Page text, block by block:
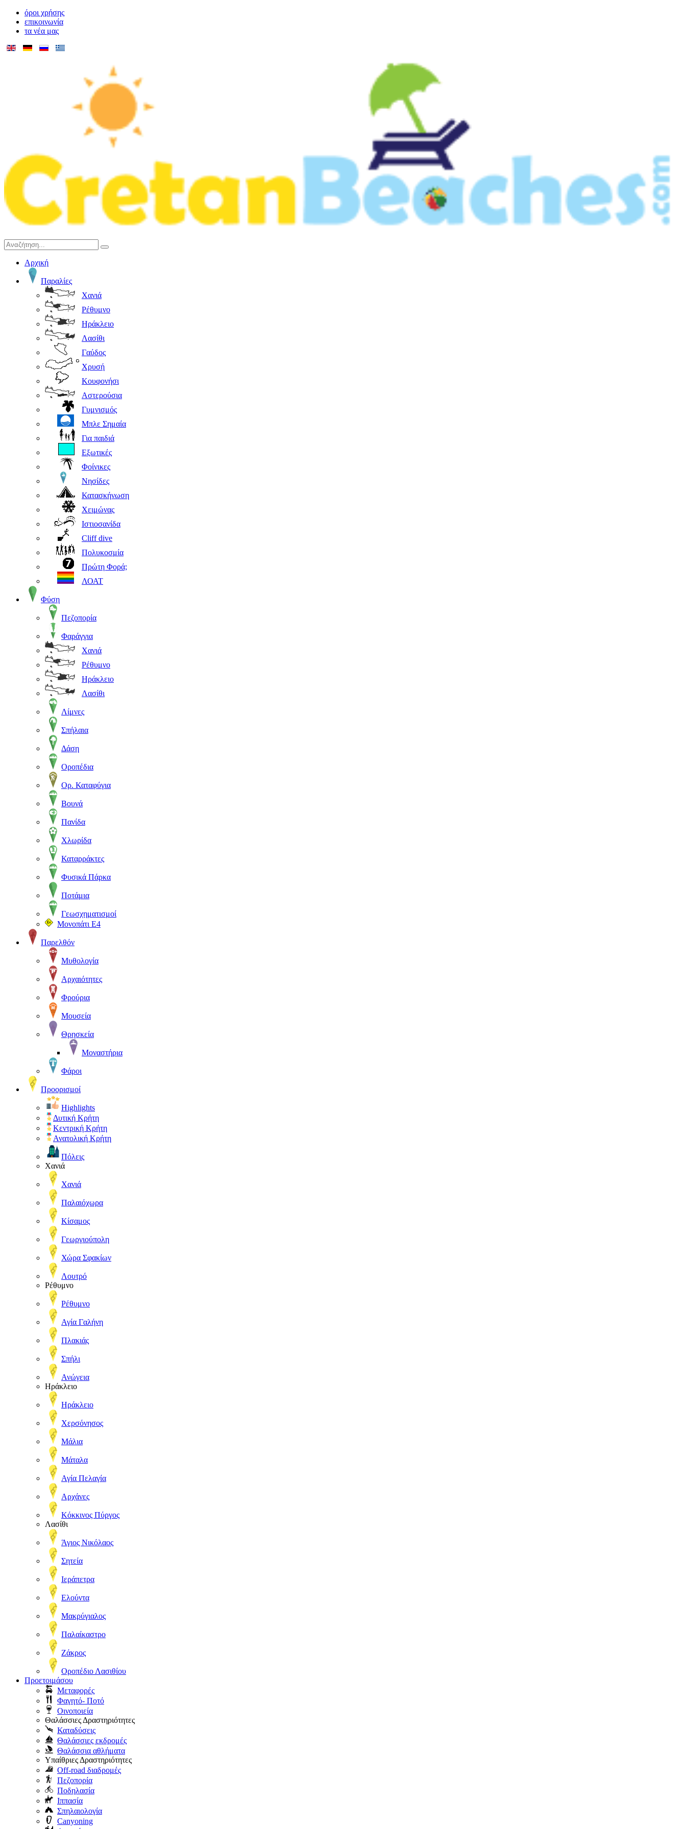
όροι χρήσης
επικοινωνία
τα νέα μας
Αρχική
Παραλίες
Χανιά
Ρέθυμνο
Ηράκλειο
Λασίθι
Γαύδος
Χρυσή
Κουφονήσι
Αστερούσια
Γυμνισμός
Μπλε Σημαία
Για παιδιά
Εξωτικές
Φοίνικες
Νησίδες
Κατασκήνωση
Χειμώνας
Ιστιοσανίδα
Cliff dive
Πολυκοσμία
Πρώτη Φορά;
ΛΟΑΤ
Φύση
Πεζοπορία
Φαράγγια
Χανιά
Ρέθυμνο
Ηράκλειο
Λασίθι
Λίμνες
Σπήλαια
Δάση
Οροπέδια
Ορ. Καταφύγια
Βουνά
Πανίδα
Χλωρίδα
Καταρράκτες
Φυσικά Πάρκα
Ποτάμια
Γεωσχηματισμοί
Μονοπάτι Ε4
Παρελθόν
Μυθολογία
Αρχαιότητες
Φρούρια
Μουσεία
Θρησκεία
Μοναστήρια
Φάροι
Προορισμοί
Highlights
Δυτική Κρήτη
Κεντρική Κρήτη
Ανατολική Κρήτη
Πόλεις
Χανιά
Χανιά
Παλαιόχωρα
Κίσαμος
Γεωργιούπολη
Χώρα Σφακίων
Λουτρό
Ρέθυμνο
Ρέθυμνο
Αγία Γαλήνη
Πλακιάς
Σπήλι
Ανώγεια
Ηράκλειο
Ηράκλειο
Χερσόνησος
Μάλια
Μάταλα
Αγία Πελαγία
Αρχάνες
Κόκκινος Πύργος
Λασίθι
Άγιος Νικόλαος
Σητεία
Ιεράπετρα
Ελούντα
Μακρύγιαλος
Παλαίκαστρο
Ζάκρος
Οροπέδιο Λασιθίου
Προετοιμάσου
Μεταφορές
Φαγητό- Ποτό
Οινοποιεία
Θαλάσσιες Δραστηριότητες
Καταδύσεις
Θαλάσσιες εκδρομές
Θαλάσσια αθλήματα
Υπαίθριες Δραστηριότητες
Off-road διαδρομές
Πεζοπορία
Ποδηλασία
Ιππασία
Σπηλαιολογία
Canyoning